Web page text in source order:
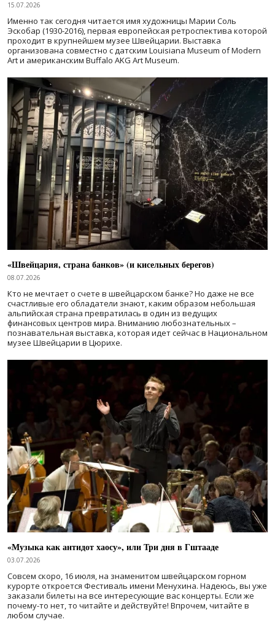
15.07.2026
Именно так сегодня читается имя художницы Марии Соль
Эскобар (1930-2016), первая европейская ретроспектива которой
проходит в крупнейшем музее Швейцарии. Выставка
организована совместно с датским Louisiana Museum of Modern
Art и американским Buffalo AKG Art Museum.
«Швейцария, страна банков» (и кисельных берегов)
08.07.2026
Кто не мечтает о счете в швейцарском банке? Но даже не все
счастливые его обладатели знают, каким образом небольшая
альпийская страна превратилась в один из ведущих
финансовых центров мира. Вниманию любознательных –
познавательная выставка, которая идет сейчас в Национальном
музее Швейцарии в Цюрихе.
«Музыка как антидот хаосу», или Три дня в Гштааде
03.07.2026
Совсем скоро, 16 июля, на знаменитом швейцарском горном
курорте откроется Фестиваль имени Менухина. Надеюсь, вы уже
заказали билеты на все интересующие вас концерты. Если же
почему-то нет, то читайте и действуйте! Впрочем, читайте в
любом случае.